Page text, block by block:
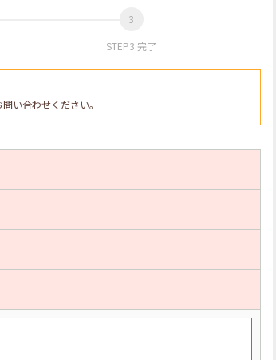
STEP3 完了
い合わせください。